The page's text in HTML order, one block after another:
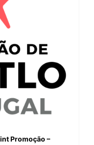
Promoção –